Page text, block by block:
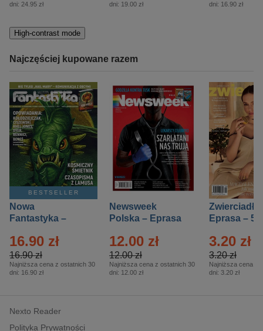
dni: 24.95 zł
dni: 19.00 zł
dni: 16.90 zł
High-contrast mode
Najczęściej kupowane razem
BESTSELLER
Nowa
Fantastyka –
16.90 zł
16.90 zł
Najniższa cena z ostatnich 30
dni: 16.90 zł
Newsweek
Polska – Eprasa
12.00 zł
12.00 zł
Najniższa cena z ostatnich 30
dni: 12.00 zł
Zwierciadło
Eprasa – 5/
3.20 zł
3.20 zł
Najniższa cena z
dni: 3.20 zł
Nexto Reader
Polityka Prywatności